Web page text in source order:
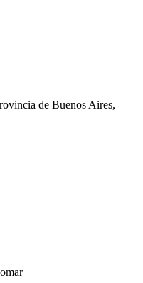
de Buenos Aires,